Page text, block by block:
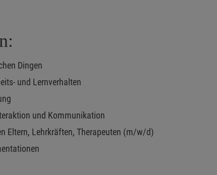
Dingen
und Lernverhalten
und Kommunikation
Eltern, Lehrkräften, Therapeuten (m/w/d)